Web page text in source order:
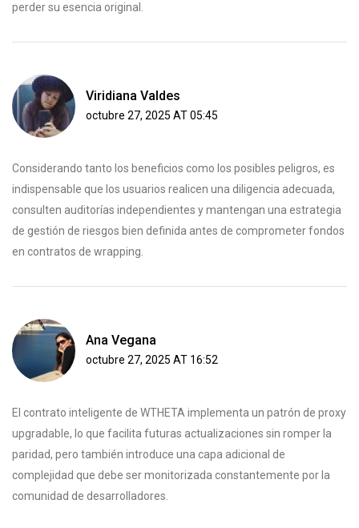
perder su esencia original.
Viridiana Valdes
octubre 27, 2025 AT 05:45
Considerando tanto los beneficios como los posibles peligros, es
indispensable que los usuarios realicen una diligencia adecuada,
consulten auditorías independientes y mantengan una estrategia
de gestión de riesgos bien definida antes de comprometer fondos
en contratos de wrapping.
Ana Vegana
octubre 27, 2025 AT 16:52
El contrato inteligente de WTHETA implementa un patrón de proxy
upgradable, lo que facilita futuras actualizaciones sin romper la
paridad, pero también introduce una capa adicional de
complejidad que debe ser monitorizada constantemente por la
comunidad de desarrolladores.